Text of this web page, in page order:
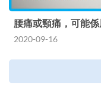
腰痛或頸痛，可能
2020-09-16